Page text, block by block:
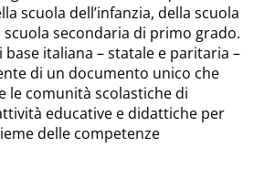
scuola dell’infanzia, della scuola
secondaria di primo grado.
base italiana – statale e paritaria –
di un documento unico che
le comunità scolastiche di
educative e didattiche per
delle competenze